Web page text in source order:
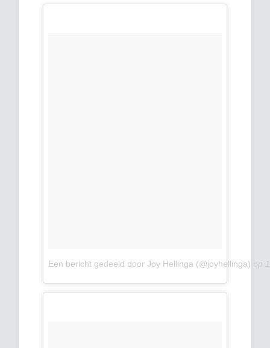
Een bericht gedeeld door Joy Hellinga (@joyhellinga) op